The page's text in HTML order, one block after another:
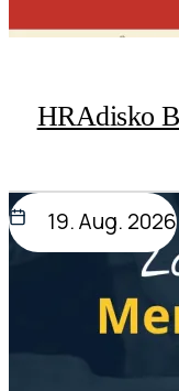
HRAdisko
19. Aug. 2026